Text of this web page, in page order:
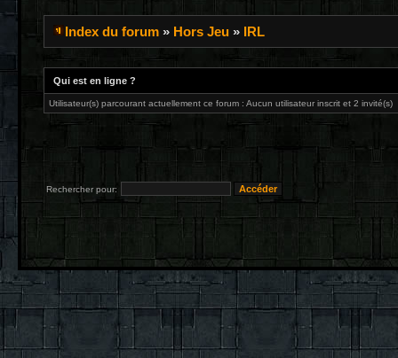
Index du forum » Hors Jeu » IRL
Qui est en ligne ?
Utilisateur(s) parcourant actuellement ce forum : Aucun utilisateur inscrit et 2 invité(s)
Rechercher pour: